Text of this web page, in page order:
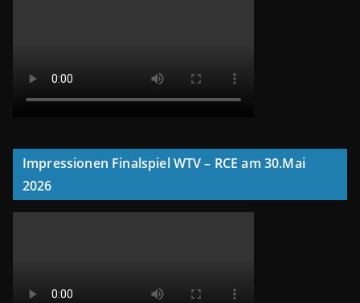
Impressionen Finalspiel WTV – RCE am 30.Mai
2026